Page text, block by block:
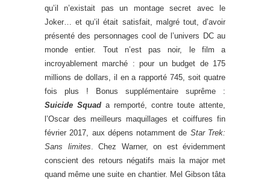
qu’il n’existait pas un montage secret avec le
Joker… et qu’il était satisfait, malgré tout, d’avoir
présenté des personnages cool de l’univers DC au
monde entier. Tout n’est pas noir, le film a
incroyablement marché : pour un budget de 175
millions de dollars, il en a rapporté 745, soit quatre
fois plus ! Bonus supplémentaire suprême :
Suicide Squad a remporté, contre toute attente,
l’Oscar des meilleurs maquillages et coiffures fin
février 2017, aux dépens notamment de Star Trek:
Sans limites. Chez Warner, on est évidemment
conscient des retours négatifs mais la major met
quand même une suite en chantier. Mel Gibson tâta